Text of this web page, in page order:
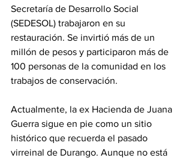
Secretaría de Desarrollo Social
(SEDESOL) trabajaron en su
restauración. Se invirtió más de un
millón de pesos y participaron más de
100 personas de la comunidad en los
trabajos de conservación.
Actualmente, la ex Hacienda de Juana
Guerra sigue en pie como un sitio
histórico que recuerda el pasado
virreinal de Durango. Aunque no está